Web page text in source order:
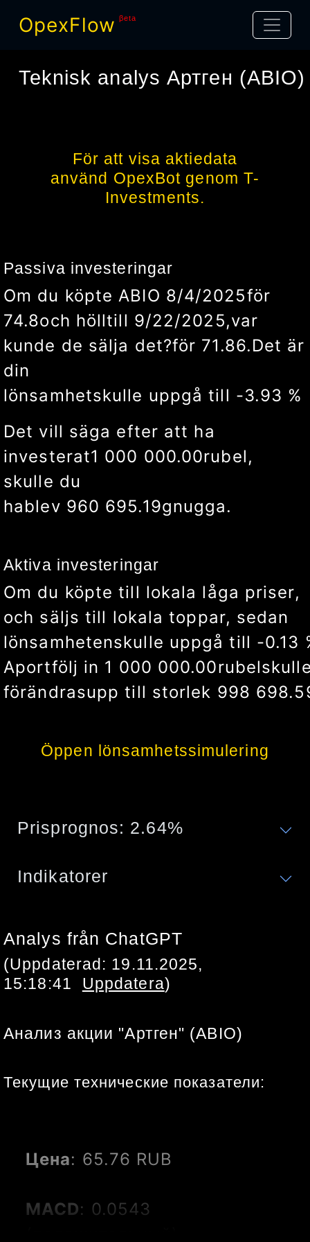
OpexFlow βeta
Teknisk analys Артген (ABIO)
För att visa aktiedata
använd OpexBot genom T-
Investments.
Passiva investeringar
Om du köpte ABIO 8/4/2025för
74.8och hölltill 9/24/2025,var
kunde de sälja det?för 75.Det är
din
lönsamhetskulle uppgå till 0.27%
Det vill säga efter att ha
investerat1 000 000.00rubel,
skulle du
hablev 1 002 673.80gnugga.
Aktiva investeringar
Om du köpte till lokala låga priser,
och säljs till lokala toppar, sedan
lönsamhetenskulle uppgå till 4.24
Aportfölj in 1 000 000.00rubel
förändrasupp till storlek 1 042
Öppen lönsamhetssimulering
Prisprognos: 2.64%
Indikatorer
Analys från ChatGPT
(Uppdaterad: 19.11.2025,
15:18:41
Uppdatera)
Анализ акции "Артген" (ABIO)
Текущие технические показатели:
Цена: 65.76 RUB
MACD: 0.0543